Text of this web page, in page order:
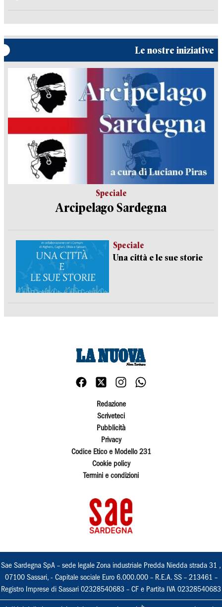
Le nostre iniziative
Speciale
Arcipelago Sardegna
Speciale
Una città e le sue storie
Redazione
Scriveteci
Pubblicità
Privacy
Codice Etico e Modello 231
Cookie policy
Termini e condizioni
Sae Sardegna SpA – sede legale Zona industriale Predda Niedda strada 31 ,
07100 Sassari, - Capitale sociale Euro 6.000.000 – R.E.A. SS – 213461 –
Registro Imprese di Sassari 02328540683 – CF e Partita IVA 02328540683